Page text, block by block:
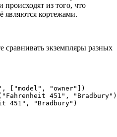
из того, что
являются кортежами.
экземпляры разных
["model", "owner"])
451",
451", "Bradbury")